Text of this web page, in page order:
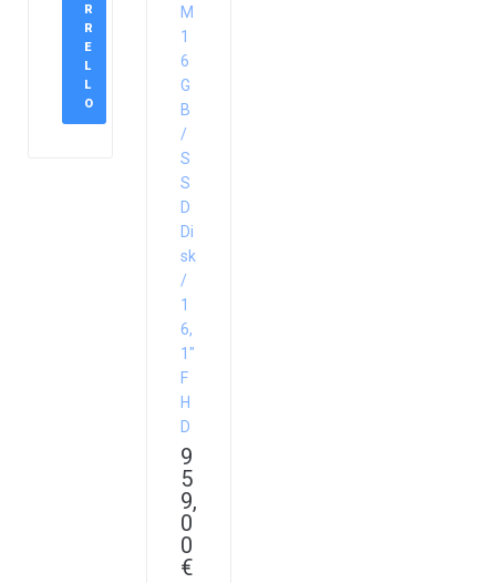
R
R
E
L
L
O
M
1
6
G
B
/
S
S
D
Di
sk
/
1
6,
1″
F
H
D
9
5
9,
0
0
€